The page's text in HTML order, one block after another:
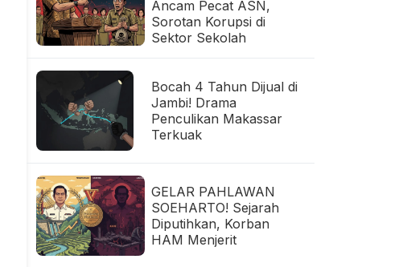
Ancam Pecat ASN,
Sorotan Korupsi di
Sektor Sekolah
Bocah 4 Tahun Dijual di
Jambi! Drama
Penculikan Makassar
Terkuak
GELAR PAHLAWAN
SOEHARTO! Sejarah
Diputihkan, Korban
HAM Menjerit